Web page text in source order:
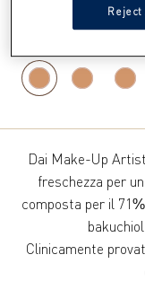
Dai Make-Up
freschezza per
composta per il
Clinicamente
Reject